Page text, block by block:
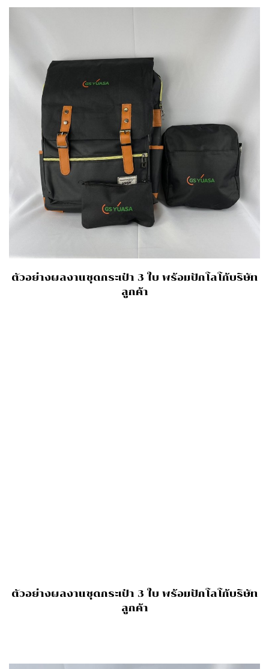
ตัวอย่างผลงานชุดกระเป๋า 3 ใบ พร้อมปักโลโก้บริษัท
ลูกค้า
ตัวอย่างผลงานชุดกระเป๋า 3 ใบ พร้อมปักโลโก้บริษัท
ลูกค้า